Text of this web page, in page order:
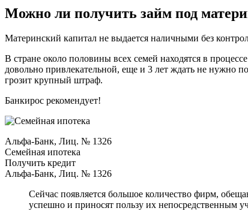
Можно ли получить займ под
Материнский капитал не выдается наличными без
В стране около половины всех семей находятся в
довольно привлекательной, еще и 3 лет ждать не нужно
грозит крупный штраф.
Банкирос рекомендует!
Альфа-Банк, Лиц. № 1326
Семейная ипотека
Получить кредит
Альфа-Банк, Лиц. № 1326
Сейчас появляется большое количество фирм,
успешно и приносят пользу их непосредственным